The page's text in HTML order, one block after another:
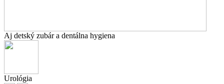
Aj detský zubár a dentálna hygiena
Urológia